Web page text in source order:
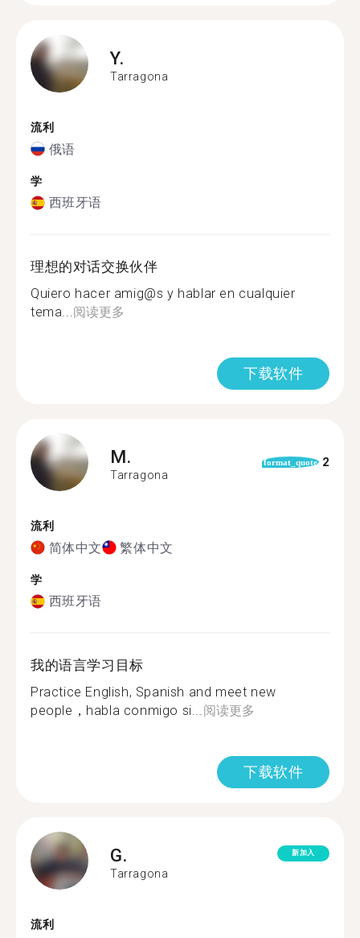
Y.
Tarragona
流利
俄语
学
西班牙语
理想的对话交换伙伴
Quiero hacer amig@s y hablar en cualquier
tema...阅读更多
下载软件
M.
Tarragona
format_quote 2
流利
简体中文 繁体中文
学
西班牙语
我的语言学习目标
Practice English, Spanish and meet new
people，habla conmigo si...阅读更多
下载软件
G.
Tarragona
新加入
流利